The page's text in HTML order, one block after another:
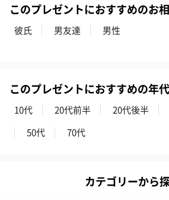
ハンドクリーム3本セッ
ト【ありがとう】
シャワージェル
リラックスグッズ
リラックスグッズを同梱してお届けします。
このプレゼントにおすすめのお
彼氏 男友達 男性
このプレゼントにおすすめの年代
10代 20代前半 20代後半
50代
70代
カテゴリーから